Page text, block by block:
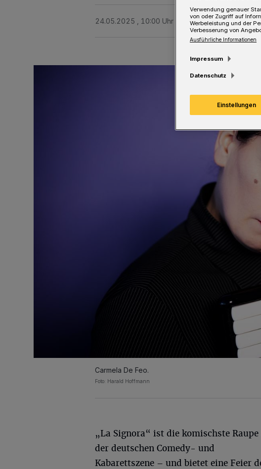
24.05.2025 , 10:00 Uhr Eine Minute Lesezeit
Carmela De Feo.
Foto: Harald Hoffmann
„La Signora“ ist die komischste
der deutschen Comedy- und
Kabarettszene – und bietet eine Feier
Verwendung genauer
von oder Zugriff auf
Werbeleistung und der
Verbesserung von
Ausführliche Informationen
Impressum
Datenschutz
Einstellungen